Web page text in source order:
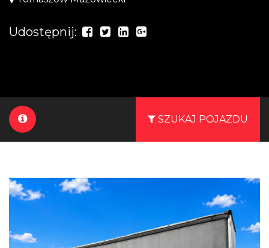
Udostępnij:
SZUKAJ POJAZDU